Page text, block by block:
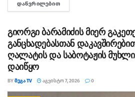
რომ...
ᲓᲐᲬᲕᲠᲘᲚᲔᲑᲘᲗ
გიორგი ბარამიძის მიერ
განცხადებასთან
ღალატის და საბოტაჟის
დაიწყო
BYᲛᲔᲒᲐ TV ᲐᲒᲕᲘᲡᲢᲝ 7, 2026 0